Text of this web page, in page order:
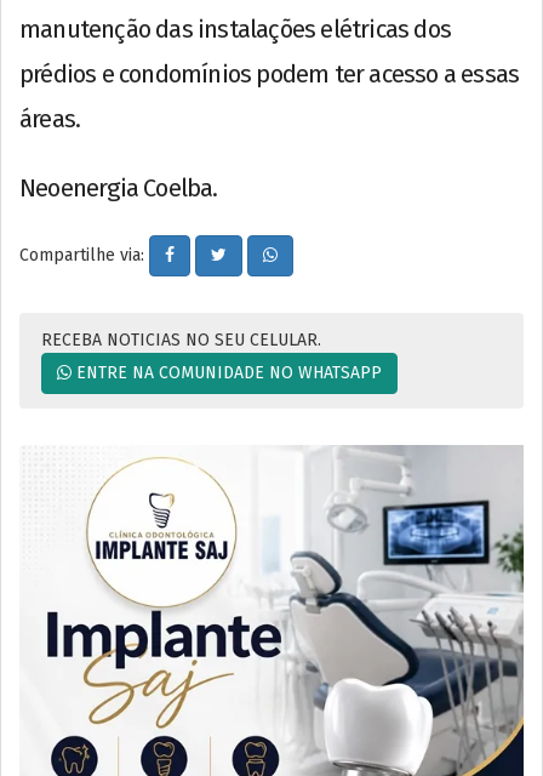
manutenção das instalações elétricas dos
prédios e condomínios podem ter acesso a essas
áreas.
Neoenergia Coelba.
Compartilhe via:
RECEBA NOTICIAS NO SEU CELULAR.
ENTRE NA COMUNIDADE NO WHATSAPP